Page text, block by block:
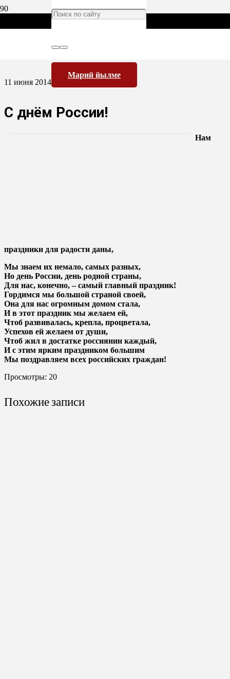
Марий йылме
11 июня 2014
С днём России!
Нам
праздники для радости даны,
Мы знаем их немало, самых разных,
Но день России, день родной страны,
Для нас, конечно, – самый главный праздник!
Гордимся мы большой страной своей,
Она для нас огромным домом стала,
И в этот праздник мы желаем ей,
Чтоб развивалась, крепла, процветала,
Успехов ей желаем от души,
Чтоб жил в достатке россиянин каждый,
И с этим ярким праздником большим
Мы поздравляем всех российских граждан!
Просмотры: 20
Похожие записи